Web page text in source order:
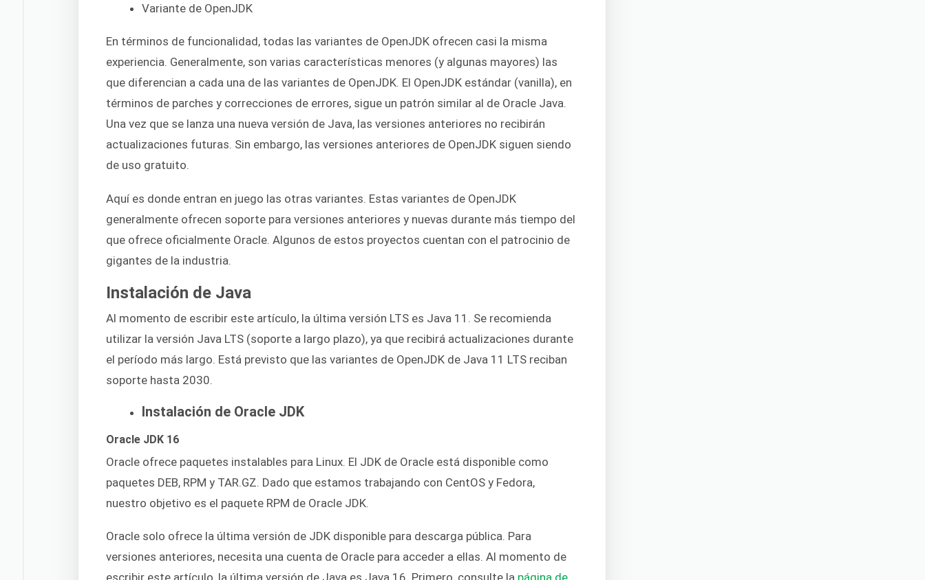
Variante de OpenJDK
En términos de funcionalidad, todas las variantes de OpenJDK ofrecen casi la misma
experiencia. Generalmente, son varias características menores (y algunas mayores) las
que diferencian a cada una de las variantes de OpenJDK. El OpenJDK estándar (vanilla), en
términos de parches y correcciones de errores, sigue un patrón similar al de Oracle Java.
Una vez que se lanza una nueva versión de Java, las versiones anteriores no recibirán
actualizaciones futuras. Sin embargo, las versiones anteriores de OpenJDK siguen siendo
de uso gratuito.
Aquí es donde entran en juego las otras variantes. Estas variantes de OpenJDK
generalmente ofrecen soporte para versiones anteriores y nuevas durante más tiempo del
que ofrece oficialmente Oracle. Algunos de estos proyectos cuentan con el patrocinio de
gigantes de la industria.
Instalación de Java
Al momento de escribir este artículo, la última versión LTS es Java 11. Se recomienda
utilizar la versión Java LTS (soporte a largo plazo), ya que recibirá actualizaciones durante
el período más largo. Está previsto que las variantes de OpenJDK de Java 11 LTS reciban
soporte hasta 2030.
Instalación de Oracle JDK
Oracle JDK 16
Oracle ofrece paquetes instalables para Linux. El JDK de Oracle está disponible como
paquetes DEB, RPM y TAR.GZ. Dado que estamos trabajando con CentOS y Fedora,
nuestro objetivo es el paquete RPM de Oracle JDK.
Oracle solo ofrece la última versión de JDK disponible para descarga pública. Para
versiones anteriores, necesita una cuenta de Oracle para acceder a ellas. Al momento de